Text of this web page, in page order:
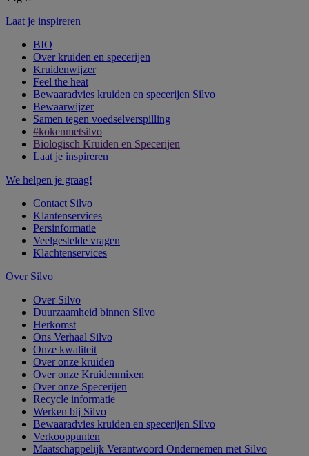
Laat je inspireren
BIO
Over kruiden en specerijen
Kruidenwijzer
Feel the heat
Bewaaradvies kruiden en specerijen Silvo
Bewaarwijzer
Samen tegen voedselverspilling
#kokenmetsilvo
Biologisch Kruiden en Specerijen
Laat je inspireren
We helpen je graag!
Contact Silvo
Klantenservices
Persinformatie
Veelgestelde vragen
Klachtenservices
Over Silvo
Over Silvo
Duurzaamheid binnen Silvo
Herkomst
Ons Verhaal Silvo
Onze kwaliteit
Over onze kruiden
Over onze Kruidenmixen
Over onze Specerijen
Recycle informatie
Werken bij Silvo
Bewaaradvies kruiden en specerijen Silvo
Verkooppunten
Maatschappelijk Verantwoord Ondernemen met Silvo